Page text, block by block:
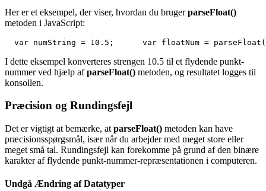
Her er et eksempel, der viser, hvordan du brugerparseFloat()
metoden i JavaScript:
var numString = 10.5;      var floatNum =
I dette eksempel konverteres strengen 10.5 til et flydende punkt-
nummer ved hjælp afparseFloat() metoden, og resultatet logges til
konsollen.
Præcision og Rundingsfejl
Det er vigtigt at bemærke, at parseFloat() metoden kan have
præcisionsspørgsmål, især når du arbejder med meget store eller
meget små tal. Rundingsfejl kan forekomme på grund af den binære
karakter af flydende punkt-nummer-repræsentationen i computeren.
Undgå Ændring af Datatyper